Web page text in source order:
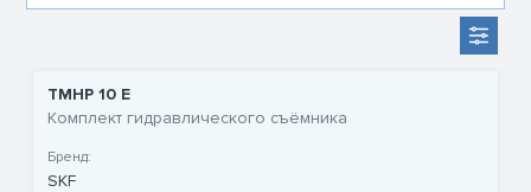
TMHP 10 E
Комплект гидравлического съёмника
Бренд:
SKF